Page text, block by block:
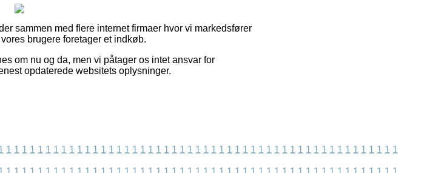
sammen med flere internet firmaer hvor vi markedsfører
brugere foretager et indkøb.
om nu og da, men vi påtager os intet ansvar for
opdaterede websitets oplysninger.
1 1 1 1 1 1 1 1 1 1 1 1 1 1 1 1 1 1 1 1 1 1 1 1 1 1 1 1 1 1 1 1 1 1 1 1 1 1 1 1 1 1 1 1 1 1 1 1 1 1